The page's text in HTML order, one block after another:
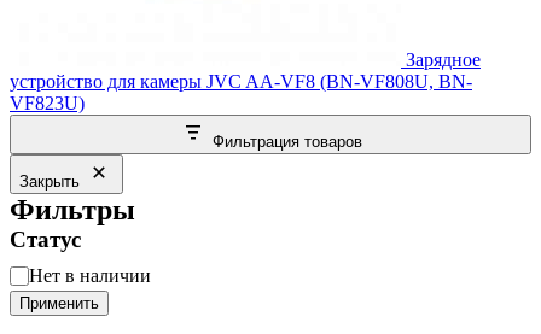
Зарядное
устройство для камеры JVC AA-VF8 (BN-VF808U, BN-
VF823U)
Фильтрация товаров
Закрыть
Фильтры
Статус
Статус
Нет в наличии
Применить